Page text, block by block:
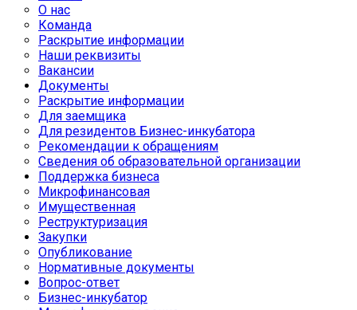
О нас
Команда
Раскрытие информации
Наши реквизиты
Вакансии
Документы
Раскрытие информации
Для заемщика
Для резидентов Бизнес-инкубатора
Рекомендации к обращениям
Сведения об образовательной организации
Поддержка бизнеса
Микрофинансовая
Имущественная
Реструктуризация
Закупки
Опубликование
Нормативные документы
Вопрос-ответ
Бизнес-инкубатор